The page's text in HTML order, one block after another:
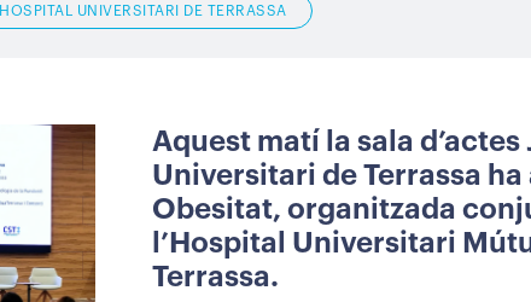
HOSPITAL UNIVERSITARI DE TERRASSA
Aquest matí la sala d’actes
Universitari de Terrassa
Obesitat, organitzada
l’Hospital Universitari
Terrassa.